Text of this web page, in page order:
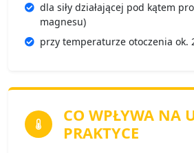
dla siły działającej pod kątem
magnesu)
przy temperaturze otoczenia ok.
CO WPŁYWA NA
PRAKTYCE